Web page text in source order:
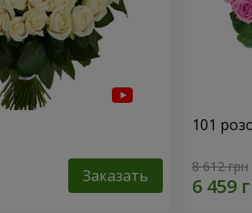
Заказать
101
8 612 грн